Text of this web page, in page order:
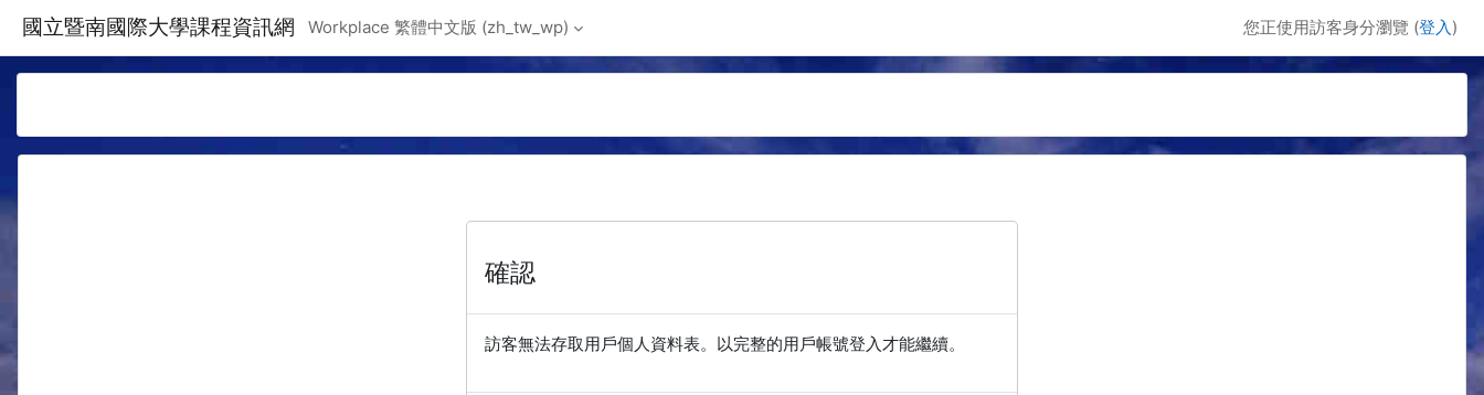
國立暨南國際大學課程資訊網 Workplace 繁體中文版 ‎(zh_tw_wp)‎ 您正使用訪客身分瀏覽 (登入)
確認
訪客無法存取用戶個人資料表。以完整的用戶帳號登入才能繼續。